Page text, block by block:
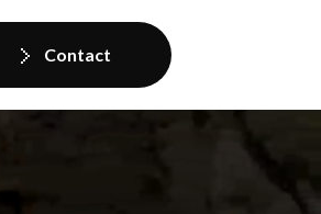
Contact